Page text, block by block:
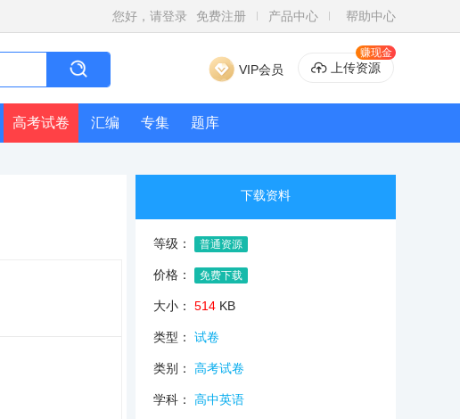
您好，请登录 免费注册 产品中心 帮助中心
VIP会员 上传资源
赚现金
高考试卷 汇编 专集 题库
下载资料
等级： 普通资源
价格： 免费下载
大小： 514KB
类型： 试卷
类别： 高考试卷
学科： 高中英语